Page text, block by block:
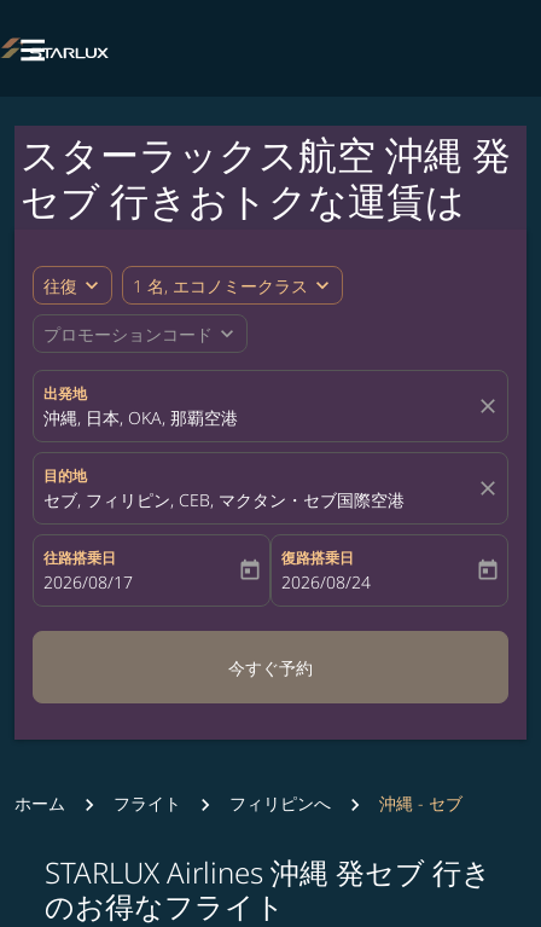

スターラックス航空 沖縄 発
セブ 行きおトクな運賃は
往復 expand_more 1 名, エコノミークラス expand_more
プロモーションコード expand_more
出発地
沖縄, 日本, OKA, 那覇空港 close
目的地
セブ, フィリピン, CEB, マクタン・セブ国際空港 close
往路搭乗日
fc-booking-departure-date-aria-label
2026/08/17 today
復路搭乗日
fc-booking-return-date-aria-label
2026/08/24 today
今すぐ予約
ホーム フライト フィリピンへ 沖縄 - セブ
STARLUX Airlines 沖縄 発セブ 行き
のお得なフライト
ルート (出発地および/または目的地) を更新するか、以